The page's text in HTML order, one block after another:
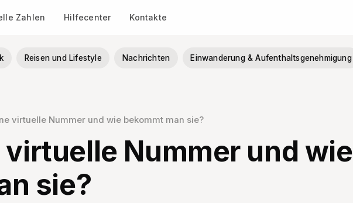
Zahlen Hilfecenter Kontakte
Reisen und Lifestyle Nachrichten Einwanderung & Aufenthaltsgenehmigung
virtuelle Nummer und wie bekommt man sie?
Nummer und wie
sie?